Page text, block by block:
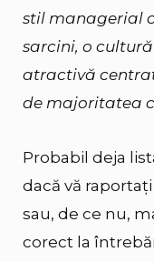
stil managerial
sarcini, o
atractivă
de majoritatea
Probabil deja
dacă vă
sau, de ce nu,
corect la